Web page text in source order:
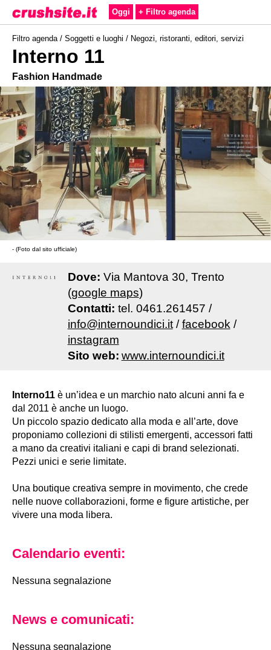
Oggi + Filtro agenda
Filtro agenda / Soggetti e luoghi / Negozi, ristoranti, editori, servizi
Interno 11
Fashion Handmade
- (Foto dal sito ufficiale)
Dove: Via Mantova 30, Trento
(google maps)
Contatti: tel. 0461.261457 /
info@internoundici.it/facebook /
instagram
Sito web: www.internoundici.it
Interno11 è un’idea e un marchio nato alcuni anni fa e
dal 2011 è anche un luogo.
Un piccolo spazio dedicato alla moda e all’arte, dove
proponiamo collezioni di stilisti emergenti, accessori fatti
a mano da creativi italiani e capi di brand selezionati.
Pezzi unici e serie limitate.
Una boutique creativa sempre in movimento, che crede
nelle nuove collaborazioni, forme e figure artistiche, per
vivere una moda libera.
Calendario eventi:
Nessuna segnalazione
News e comunicati:
Nessuna segnalazione